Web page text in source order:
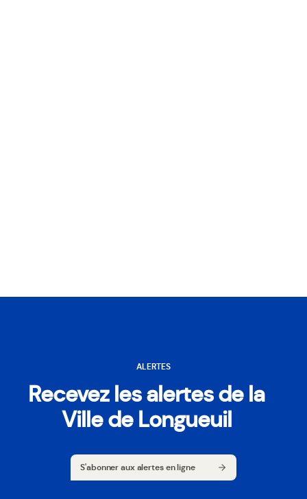
ALERTES
Recevez les alertes de la
Ville de Longueuil
S'abonner aux alertes en ligne